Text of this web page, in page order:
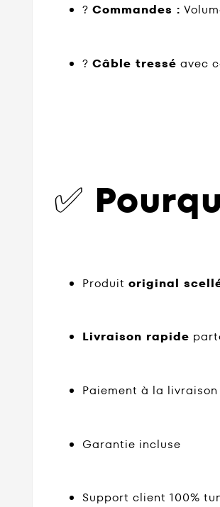
?️ Commandes :
? Câble tressé avec
✅
Produit original
Livraison rapide
Paiement à la
Garantie incluse
Support client 100%